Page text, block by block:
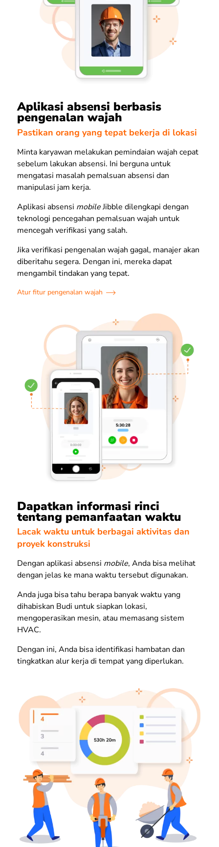
Aplikasi absensi berbasis
pengenalan wajah
Pastikan orang yang tepat bekerja di lokasi
Minta karyawan melakukan pemindaian wajah cepat
sebelum lakukan absensi. Ini berguna untuk
mengatasi masalah pemalsuan absensi dan
manipulasi jam kerja.
Aplikasi absensi mobileJibble dilengkapi dengan
teknologi pencegahan pemalsuan wajah untuk
mencegah verifikasi yang salah.
Jika verifikasi pengenalan wajah gagal, manajer akan
diberitahu segera. Dengan ini, mereka dapat
mengambil tindakan yang tepat.
Atur fitur pengenalan wajah
Dapatkan informasi rinci
tentang pemanfaatan waktu
Lacak waktu untuk berbagai aktivitas dan
proyek konstruksi
Dengan aplikasi absensi mobile, Anda bisa melihat
dengan jelas ke mana waktu tersebut digunakan.
Anda juga bisa tahu berapa banyak waktu yang
dihabiskan Budi untuk siapkan lokasi,
mengoperasikan mesin, atau memasang sistem
HVAC.
Dengan ini, Anda bisa identifikasi hambatan dan
tingkatkan alur kerja di tempat yang diperlukan.